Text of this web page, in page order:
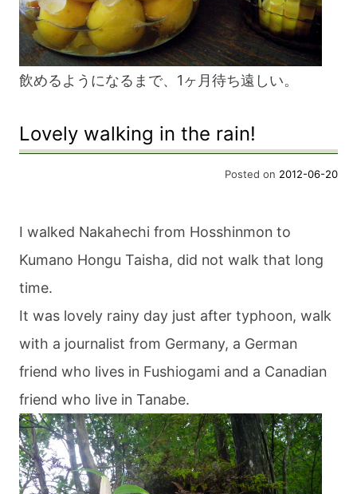
飲めるようになるまで、1ヶ月待ち遠しい。
Lovely walking in the rain!
Posted on 2012-06-20
I walked Nakahechi from Hosshinmon to
Kumano Hongu Taisha, did not walk that long
time.
It was lovely rainy day just after typhoon, walk
with a journalist from Germany, a German
friend who lives in Fushiogami and a Canadian
friend who live in Tanabe.